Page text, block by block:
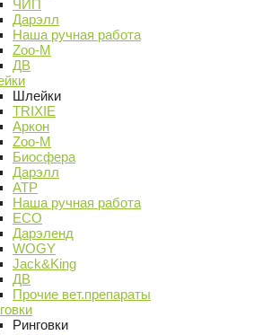
ЧИП
Дарэлл
Наша ручная работа
Zoo-M
ДВ
Шлейки
TRIXIE
Аркон
Zoo-M
Биосфера
Дарэлл
АТР
Наша ручная работа
ECO
Дарэленд
WOGY
Jack&King
ДВ
Прочие вет.препараты
Ринговки